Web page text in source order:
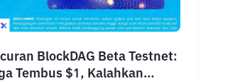
BlockDAG Beta Testnet:
Tembus $1, Kalahkan